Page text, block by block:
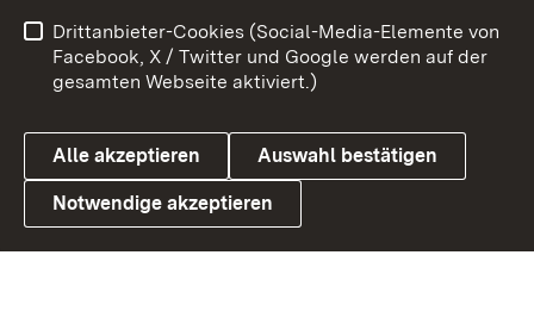
Link zum Landesportal
Benutzungshinweise
Barrierefreiheit
Datenschutz
Cookies
Drittanbieter-Cookies (Social-Media-Elemente von
Facebook, X / Twitter und Google werden auf der
gesamten Webseite aktiviert.)
Alle akzeptieren Auswahl bestätigen
Notwendige akzeptieren